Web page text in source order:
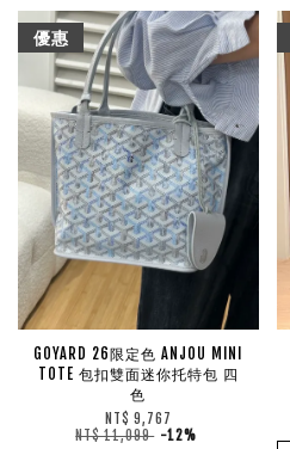
優惠
GOYARD 26限定色 ANJOU MINI
TOTE 包扣雙面迷你托特包 四
色
NT$ 9,767
NT$ 11,099 -12%